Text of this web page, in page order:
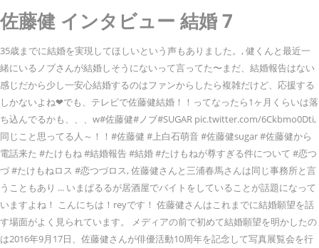
佐藤健 インタビュー 結婚 7
35歳までに結婚を実現してほしいという声もありました。, 健くんと最近一
緒にいるノブさんが結婚しそうにないって言ってた〜まだ、結婚報告はない
感じだから少し一安心結婚するのはファンからしたら複雑だけど、応援する
しかないよね❤︎でも、テレビで佐藤健結婚！！ってなったら1ヶ月くらいは落
ち込んでるかも、、、w#佐藤健#ノブ#SUGAR pic.twitter.com/6Ckbmo0Dti,
同じこと思ってる人～！！#佐藤健 #上白石萌音 #佐藤健sugar #佐藤健から
電話来た #たけもね #結婚報告 #結婚 #たけもねが尊すぎる件について #恋つ
づ #たけもねロス #恋つづロス, 佐藤健さんと三浦春馬さんは同じ事務所と言
うこともあり ... いまぱるるが居酒屋でバイトをしていることが話題になって
いますよね！ こんにちは！reyです！ 佐藤健さんはこれまでに結婚願望を話
す場面がよく見られています。 メディアの前で初めて結婚願望を明かしたの
は2016年9月17日、佐藤健さんが俳優活動10周年を記念して写真展覧会を行